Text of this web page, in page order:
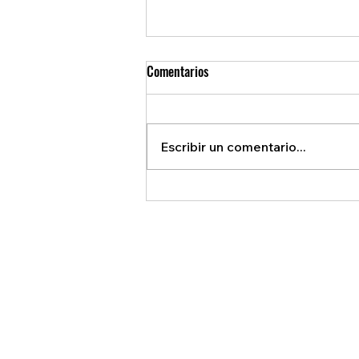
REVELAN ACUERDO SECRETO QUE
Comentarios
Escribir un comentario...